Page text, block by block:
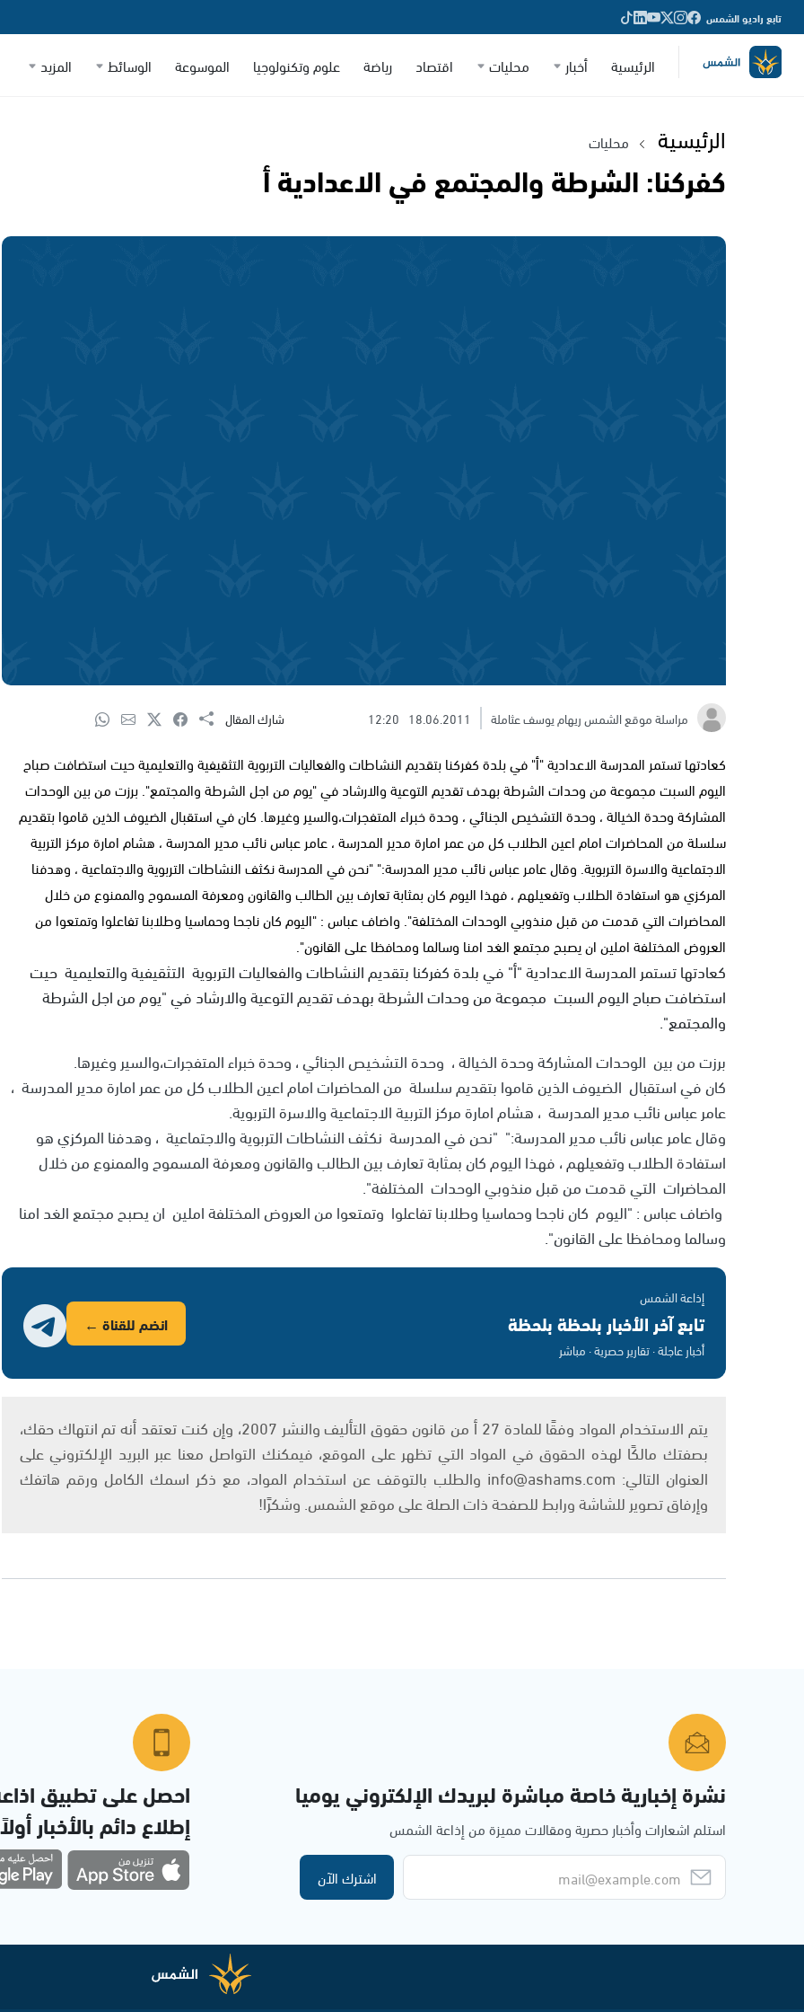
تابع راديو الشمس
الرئيسية أخبار محليات اقتصاد رياضة علوم وتكنولوجيا الموسوعة الوسائط المزيد
الرئيسية محليات
كفركنا: الشرطة والمجتمع في الاعدادية أ
مراسلة موقع الشمس ريهام يوسف عثاملة 18.06.2011
12:20 شارك المقال
كعادتها تستمر المدرسة الاعدادية "أ" في بلدة كفركنا بتقديم النشاطات والفعاليات التربوية التثقيفية والتعليمية حيت استضافت صباح
اليوم السبت مجموعة من وحدات الشرطة بهدف تقديم التوعية والارشاد في "يوم من اجل الشرطة والمجتمع". برزت من بين الوحدات
المشاركة وحدة الخيالة ، وحدة التشخيص الجنائي ، وحدة خبراء المتفجرات،والسير وغيرها. كان في استقبال الضيوف الذين قاموا بتقديم
سلسلة من المحاضرات امام اعين الطلاب كل من عمر امارة مدير المدرسة ، عامر عباس نائب مدير المدرسة ، هشام امارة مركز التربية
الاجتماعية والاسرة التربوية. وقال عامر عباس نائب مدير المدرسة:" "نحن في المدرسة نكثف النشاطات التربوية والاجتماعية ، وهدفنا
المركزي هو استفادة الطلاب وتفعيلهم ، فهذا اليوم كان بمثابة تعارف بين الطالب والقانون ومعرفة المسموح والممنوع من خلال
المحاضرات التي قدمت من قبل منذوبي الوحدات المختلفة". واضاف عباس : "اليوم كان ناجحا وحماسيا وطلابنا تفاعلوا وتمتعوا من
العروض المختلفة املين ان يصبح مجتمع الغد امنا وسالما ومحافظا على القانون".
كعادتها تستمر المدرسة الاعدادية "أ" في بلدة كفركنا بتقديم النشاطات والفعاليات التربوية التثقيفية والتعليمية حيت
استضافت صباح اليوم السبت مجموعة من وحدات الشرطة بهدف تقديم التوعية والارشاد في "يوم من اجل الشرطة
والمجتمع".
برزت من بين الوحدات المشاركة وحدة الخيالة ، وحدة التشخيص الجنائي ، وحدة خبراء المتفجرات،والسير وغيرها.
كان في استقبال الضيوف الذين قاموا بتقديم سلسلة من المحاضرات امام اعين الطلاب كل من عمر امارة مدير المدرسة ،
عامر عباس نائب مدير المدرسة ، هشام امارة مركز التربية الاجتماعية والاسرة التربوية.
وقال عامر عباس نائب مدير المدرسة:" "نحن في المدرسة نكثف النشاطات التربوية والاجتماعية ، وهدفنا المركزي هو
استفادة الطلاب وتفعيلهم ، فهذا اليوم كان بمثابة تعارف بين الطالب والقانون ومعرفة المسموح والممنوع من خلال
المحاضرات التي قدمت من قبل منذوبي الوحدات المختلفة".
واضاف عباس : "اليوم كان ناجحا وحماسيا وطلابنا تفاعلوا وتمتعوا من العروض المختلفة املين ان يصبح مجتمع الغد امنا
وسالما ومحافظا على القانون".
إذاعة الشمس
تابع آخر الأخبار بلحظة بلحظة
أخبار عاجلة · تقارير حصرية · مباشر
انضم للقناة ←
يتم الاستخدام المواد وفقًا للمادة 27 أ من قانون حقوق التأليف والنشر 2007، وإن كنت تعتقد أنه تم انتهاك حقك،
بصفتك مالكًا لهذه الحقوق في المواد التي تظهر على الموقع، فيمكنك التواصل معنا عبر البريد الإلكتروني على
العنوان التالي: info@ashams.com والطلب بالتوقف عن استخدام المواد، مع ذكر اسمك الكامل ورقم هاتفك
وإرفاق تصوير للشاشة ورابط للصفحة ذات الصلة على موقع الشمس. وشكرًا!
نشرة إخبارية خاصة مباشرة لبريدك الإلكتروني يوميا
استلم اشعارات وأخبار حصرية ومقالات مميزة من إذاعة الشمس
اشترك الآن
احصل على تطبيق
إطلاع دائم بالأخبار